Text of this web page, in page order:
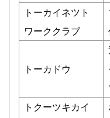
トーカイネツト
ワーククラブ
トーカドウ
トクーツキカイ